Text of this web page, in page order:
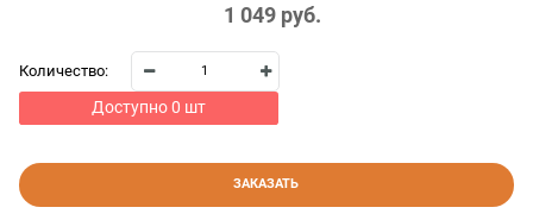
1 049 руб.
Количество:
Доступно0 шт
ЗАКАЗАТЬ